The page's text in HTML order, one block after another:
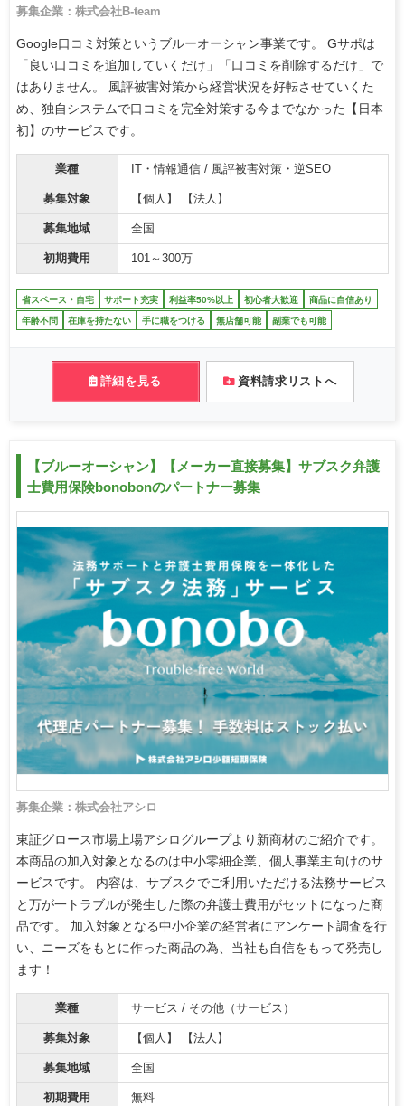
募集企業：株式会社B-team
Google口コミ対策というブルーオーシャン事業です。 Gサポは
「良い口コミを追加していくだけ」「口コミを削除するだけ」で
はありません。 風評被害対策から経営状況を好転させていくた
め、独自システムで口コミを完全対策する今までなかった【日本
初】のサービスです。
業種 IT・情報通信 / 風評被害対策・逆SEO
募集対象 【個人】 【法人】
募集地域 全国
初期費用 101～300万
省スペース・自宅 サポート充実 利益率50%以上 初心者大歓迎 商品に自信あり
年齢不問 在庫を持たない 手に職をつける 無店舗可能 副業でも可能
詳細を見る 資料請求リストへ
【ブルーオーシャン】【メーカー直接募集】サブスク弁護
士費用保険bonobonのパートナー募集
募集企業：株式会社アシロ
東証グロース市場上場アシログループより新商材のご紹介です。
本商品の加入対象となるのは中小零細企業、個人事業主向けのサ
ービスです。 内容は、サブスクでご利用いただける法務サービス
と万が一トラブルが発生した際の弁護士費用がセットになった商
品です。 加入対象となる中小企業の経営者にアンケート調査を行
い、ニーズをもとに作った商品の為、当社も自信をもって発売し
ます！
業種 サービス / その他（サービス）
募集対象 【個人】 【法人】
募集地域 全国
初期費用 無料